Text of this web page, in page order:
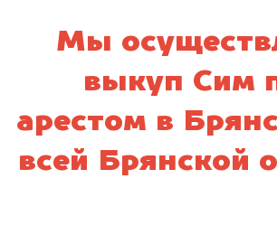
Мы
выкуп Сим
арестом в
всей Брянской